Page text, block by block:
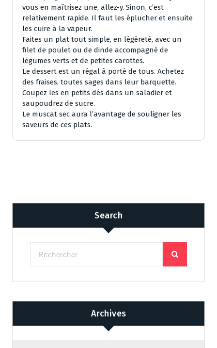
vous en maîtrisez une, allez-y. Sinon, c’est
relativement rapide. Il faut les éplucher et ensuite
les cuire à la vapeur.
Faites un plat tout simple, en légèreté, avec un
filet de poulet ou de dinde accompagné de
légumes verts et de petites carottes.
Le dessert est un régal à porté de tous. Achetez
des fraises, toutes sages dans leur barquette.
Coupez les en petits dés dans un saladier et
saupoudrez de sucre.
Le muscat sec aura l’avantage de souligner les
saveurs de ces plats.
Search
Archives